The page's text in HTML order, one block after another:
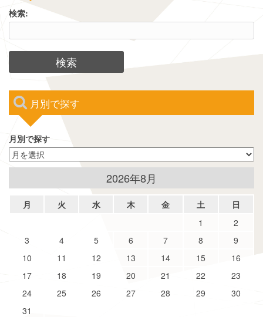
検索:
月別で探す
月別で探す
2026年8月
月 火 水 木 金 土 日
1
2
3
4 5 6 7 8
9
10
11 12 13 14 15
16
17
18 19 20 21 22
23
24
25 26 27 28 29
30
31